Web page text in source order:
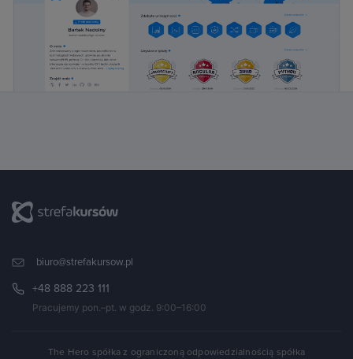
biuro@strefakursow.pl
+48 888 223 111
Pracujemy pon.–pt. w godz. 9:00–16:00
The Hero spółka z ograniczoną odpowiedzialnością spółka